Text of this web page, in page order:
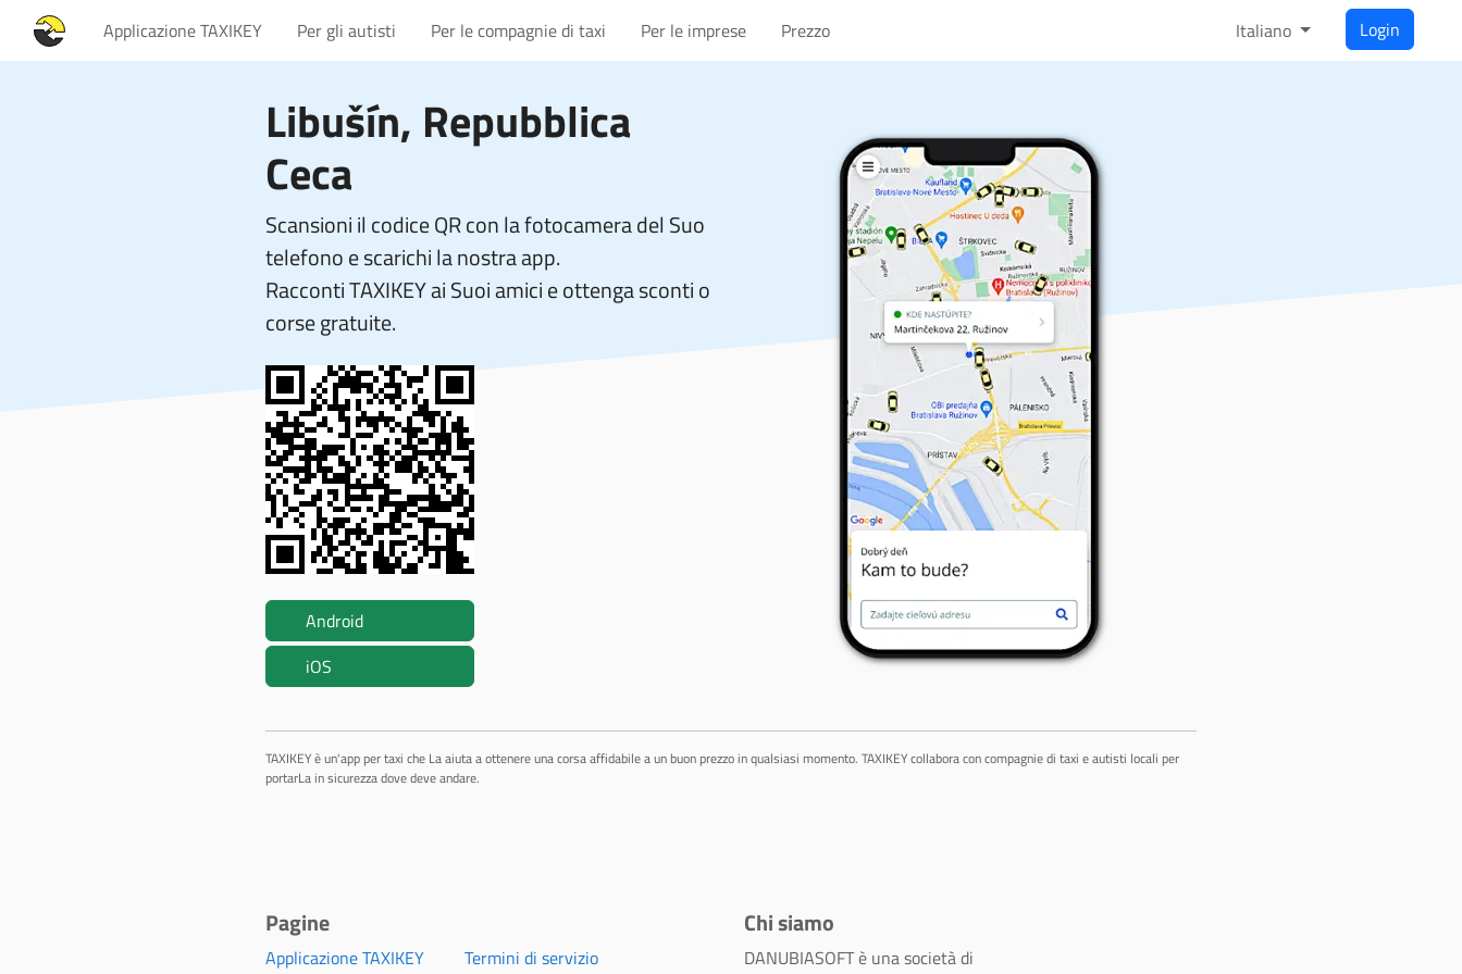
Applicazione TAXIKEY Per gli autisti Per le compagnie di taxi Per le imprese Prezzo Italiano Login
Libušín, Repubblica
Ceca
Scansioni il codice QR con la fotocamera del Suo
telefono e scarichi la nostra app.
Racconti TAXIKEY ai Suoi amici e ottenga sconti o
corse gratuite.
Android
iOS
TAXIKEY è un'app per taxi che La aiuta a ottenere una corsa affidabile a un buon prezzo in qualsiasi momento. TAXIKEY collabora con compagnie di taxi e autisti locali per
portarLa in sicurezza dove deve andare.
Pagine
Applicazione TAXIKEY
Termini di servizio
Chi siamo
DANUBIASOFT è una società di